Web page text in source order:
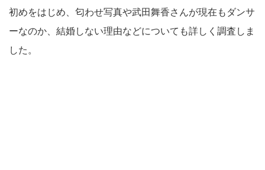
初めをはじめ、匂わせ写真や武田舞香さんが現在もダンサ
ーなのか、結婚しない理由などについても詳しく調査しま
した。